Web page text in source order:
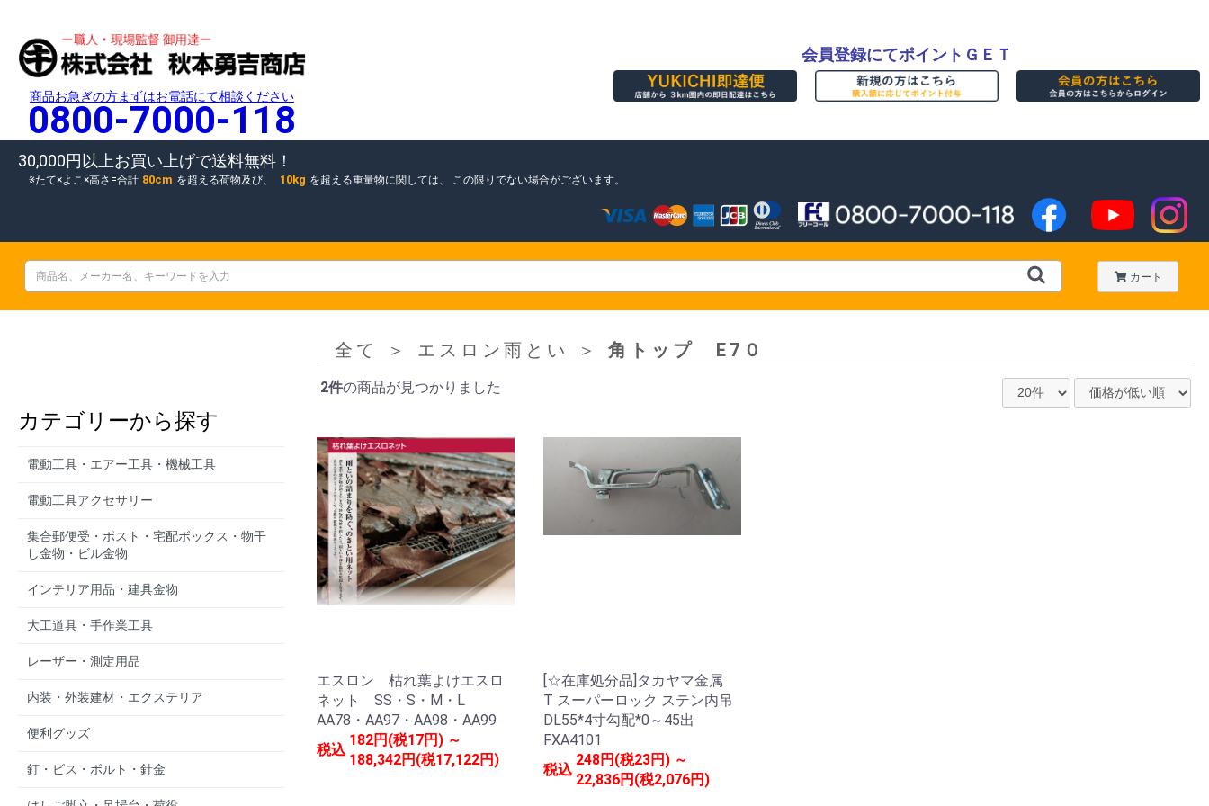
商品お急ぎの方まずはお電話にて相談ください
0800-7000-118
会員登録にてポイントＧＥＴ
30,000円以上お買い上げで送料無料！
たて×よこ×高さ=合計 80cm を超える荷物及び、 10kg を超える重量物に関しては、 この限りでない場合がございます。
カート
カテゴリーから探す
電動工具・エアー工具・機械工具
電動工具アクセサリー
集合郵便受・ポスト・宅配ボックス・物干
し金物・ビル金物
インテリア用品・建具金物
大工道具・手作業工具
レーザー・測定用品
内装・外装建材・エクステリア
便利グッズ
釘・ビス・ボルト・針金
全て ＞ エスロン雨とい ＞ 角トップ E7０
2件の商品が見つかりました
エスロン 枯れ葉よけエスロ
ネット SS・S・M・L
AA78・AA97・AA98・AA99
税込
182円(税17円) ～
188,342円(税17,122円)
[☆在庫処分品]タカヤマ金属
T スーパーロック ステン内吊
DL55*4寸勾配*0～45出
FXA4101
税込
248円(税23円) ～
22,836円(税2,076円)